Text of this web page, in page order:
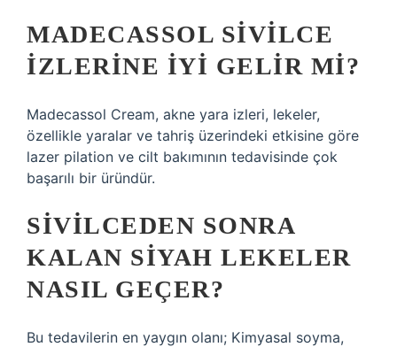
MADECASSOL SIVILCE
IZLERINE IYI GELIR MI?
Madecassol Cream, akne yara izleri, lekeler,
özellikle yaralar ve tahriş üzerindeki etkisine göre
lazer pilation ve cilt bakımının tedavisinde çok
başarılı bir üründür.
SIVILCEDEN SONRA
KALAN SIYAH LEKELER
NASIL GEÇER?
Bu tedavilerin en yaygın olanı; Kimyasal soyma,